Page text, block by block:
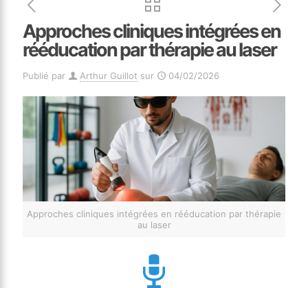
Approches cliniques intégrées en
rééducation par thérapie au laser
Publié par Arthur Guillot sur 04/02/2026
Approches cliniques intégrées en rééducation par thérapie
au laser